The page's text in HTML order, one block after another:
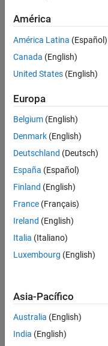
América
América Latina (Español)
Canada (English)
United States (English)
Europa
Belgium (English)
Denmark (English)
Deutschland (Deutsch)
España (Español)
Finland (English)
France (Français)
Ireland (English)
Italia (Italiano)
Luxembourg (English)
Asia-Pacífico
Australia (English)
India (English)
Centro de confianza
Política de privacidad
Información de contacto
© 1994-2026 The